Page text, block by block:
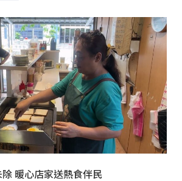
暖心店家送熱食伴民